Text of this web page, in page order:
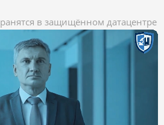
в защищённом датацентре